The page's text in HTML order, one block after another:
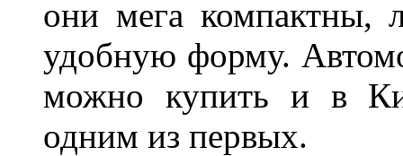
они мега компактны,
удобную форму.
можно купить и в
одним из первых.